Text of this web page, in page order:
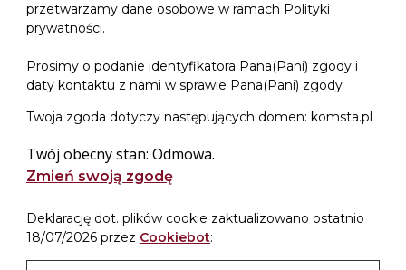
przetwarzamy dane osobowe w ramach Polityki
prywatności.
Prosimy o podanie identyfikatora Pana(Pani) zgody i
daty kontaktu z nami w sprawie Pana(Pani) zgody
Twoja zgoda dotyczy następujących domen: komsta.pl
Twój obecny stan: Odmowa.
Zmień swoją zgodę
Deklarację dot. plików cookie zaktualizowano ostatnio
18/07/2026 przez Cookiebot: